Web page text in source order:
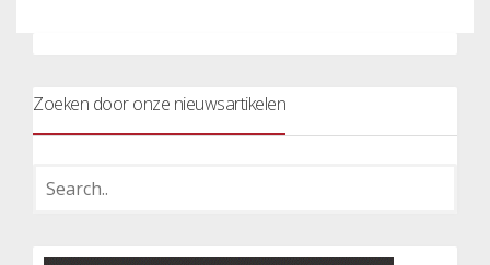
Zoeken door onze nieuwsartikelen